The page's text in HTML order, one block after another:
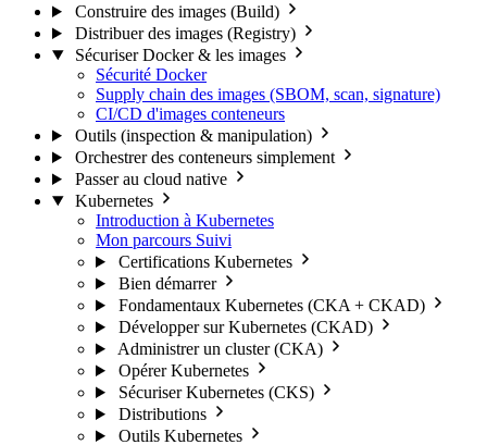
Construire des images (Build)
Distribuer des images (Registry)
Sécuriser Docker & les images
Sécurité Docker
Supply chain des images (SBOM, scan, signature)
CI/CD d'images conteneurs
Outils (inspection & manipulation)
Orchestrer des conteneurs simplement
Passer au cloud native
Kubernetes
Introduction à Kubernetes
Mon parcours Suivi
Certifications Kubernetes
Bien démarrer
Fondamentaux Kubernetes (CKA + CKAD)
Développer sur Kubernetes (CKAD)
Administrer un cluster (CKA)
Opérer Kubernetes
Sécuriser Kubernetes (CKS)
Distributions
Outils Kubernetes